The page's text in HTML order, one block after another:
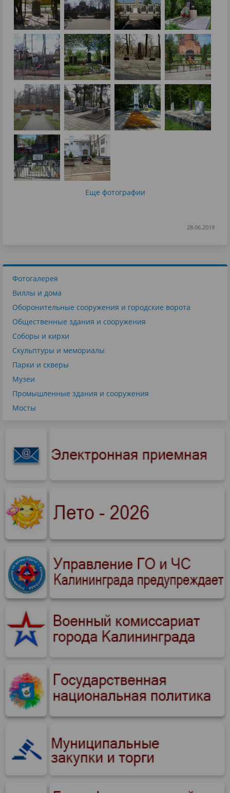
Еще фотографии
28.06.2019
Фотогалерея
Виллы и дома
Оборонительные сооружения и городские ворота
Общественные здания и сооружения
Соборы и кирхи
Скульптуры и мемориалы
Парки и скверы
Музеи
Промышленные здания и сооружения
Мосты